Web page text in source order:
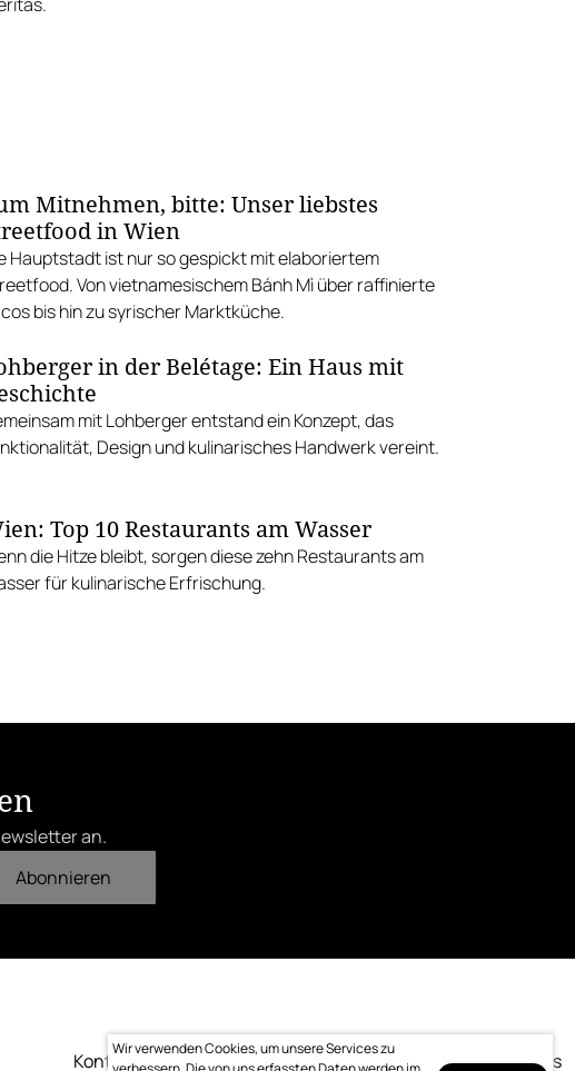
Mitnehmen, bitte: Unser liebstes
in Wien
Hauptstadt ist nur so gespickt mit elaboriertem
Von vietnamesischem Bánh Mì über raffinierte
bis hin zu syrischer Marktküche.
in der Belétage: Ein Haus mit
mit Lohberger entstand ein Konzept, das
Design und kulinarisches Handwerk vereint.
Top 10 Restaurants am Wasser
die Hitze bleibt, sorgen diese zehn Restaurants am
für kulinarische Erfrischung.
an.
Abonnieren
KontaktImpressumDatenschutzBewertung Logo-Downloads
Wir verwenden Cookies, um unsere Services zu